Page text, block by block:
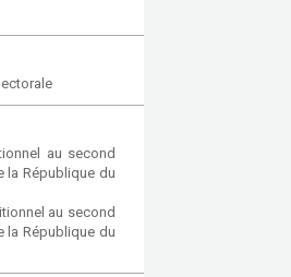
au second
la République du
au second
la République du